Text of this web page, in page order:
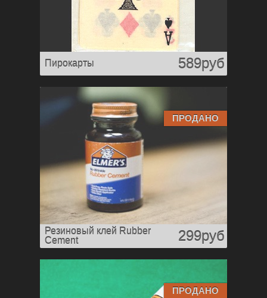
Пирокарты 589руб
ПРОДАНО
Резиновый клей Rubber
Cement
299руб
ПРОДАНО